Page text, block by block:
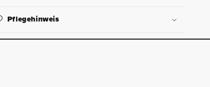
Pflegehinweis